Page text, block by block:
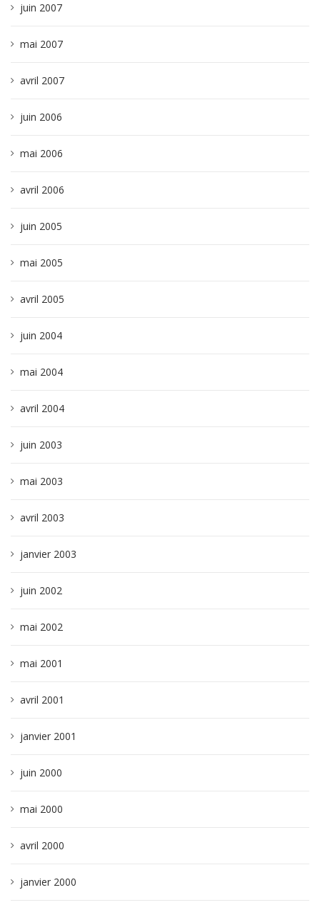
juin 2007
mai 2007
avril 2007
juin 2006
mai 2006
avril 2006
juin 2005
mai 2005
avril 2005
juin 2004
mai 2004
avril 2004
juin 2003
mai 2003
avril 2003
janvier 2003
juin 2002
mai 2002
mai 2001
avril 2001
janvier 2001
juin 2000
mai 2000
avril 2000
janvier 2000